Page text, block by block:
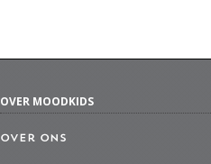
OVER MOODKIDS
Over ons